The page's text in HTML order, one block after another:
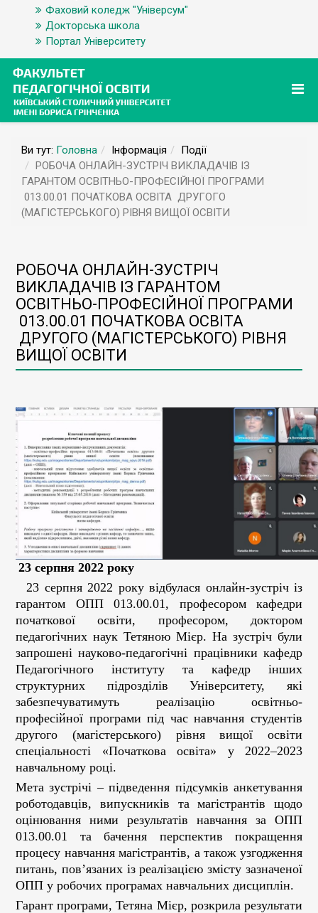
Фаховий коледж "Універсум"
Докторська школа
Портал Університету
Ви тут: Головна Інформація
Події
РОБОЧА ОНЛАЙН-ЗУСТРІЧ ВИКЛАДАЧІВ ІЗ
ГАРАНТОМ ОСВІТНЬО-ПРОФЕСІЙНОЇ ПРОГРАМИ
013.00.01 ПОЧАТКОВА ОСВІТА ДРУГОГО
(МАГІСТЕРСЬКОГО) РІВНЯ ВИЩОЇ ОСВІТИ
РОБОЧА ОНЛАЙН-ЗУСТРІЧ
ВИКЛАДАЧІВ ІЗ ГАРАНТОМ
ОСВІТНЬО-ПРОФЕСІЙНОЇ ПРОГРАМИ
013.00.01 ПОЧАТКОВА ОСВІТА
ДРУГОГО (МАГІСТЕРСЬКОГО) РІВНЯ
ВИЩОЇ ОСВІТИ
23 серпня 2022 року
23 серпня 2022 року відбулася онлайн-зустріч із
гарантом ОПП 013.00.01, професором кафедри
початкової освіти, професором, доктором
педагогічних наук Тетяною Мієр. На зустріч були
запрошені науково-педагогічні працівники кафедр
Педагогічного інституту та кафедр інших
структурних підрозділів Університету, які
забезпечуватимуть реалізацію освітньо-
професійної програми під час навчання студентів
другого (магістерського) рівня вищої освіти
спеціальності «Початкова освіта» у 2022–2023
навчальному році.
Мета зустрічі – підведення підсумків анкетування
роботодавців, випускників та магістрантів щодо
оцінювання ними результатів навчання за ОПП
013.00.01 та бачення перспектив покращення
процесу навчання магістрантів, а також узгодження
питань, пов’язаних із реалізацією змісту зазначеної
ОПП у робочих програмах навчальних дисциплін.
Гарант програми, Тетяна Мієр, розкрила результати